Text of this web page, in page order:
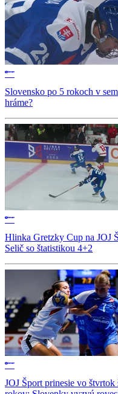
Slovensko po 5 rokoch v
hráme?
Hlinka Gretzky Cup na JOJ
Selič so štatistikou 4+2
JOJ Šport prinesie vo